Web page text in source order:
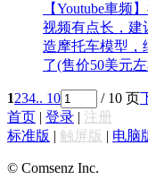
【Youtube車频
视频有点长，建
造摩托车模型，
了(售价50美元
1234.. 10 / 10 页
首页 | 登录 | 注册
标准版 | 触屏版 | 电脑
© Comsenz Inc.